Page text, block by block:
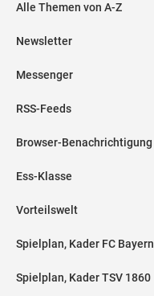
Alle Themen von A-Z
Newsletter
Messenger
RSS-Feeds
Browser-Benachrichtigung
Ess-Klasse
Vorteilswelt
Spielplan, Kader FC Bayern
Spielplan, Kader TSV 1860